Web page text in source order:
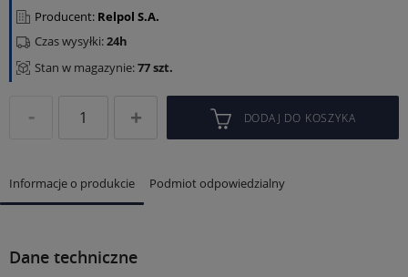
Producent: Relpol S.A.
Stan w magazynie:77 szt.
Czas wysyłki:24h
DODAJ DO KOSZYKA
Informacje o produkcie Podmiot odpowiedzialny
Dane techniczne